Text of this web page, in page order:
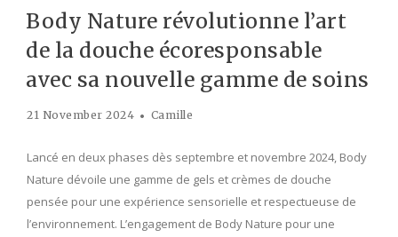
Body Nature révolutionne l’art
de la douche écoresponsable
avec sa nouvelle gamme de soins
21 November 2024 Camille
Lancé en deux phases dès septembre et novembre 2024, Body
Nature dévoile une gamme de gels et crèmes de douche
pensée pour une expérience sensorielle et respectueuse de
l’environnement. L’engagement de Body Nature pour une